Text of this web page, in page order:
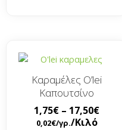
Καραμέλες O’lei
Καπουτσίνο
1,75€ – 17,50€
0,02€/γρ./Κιλό